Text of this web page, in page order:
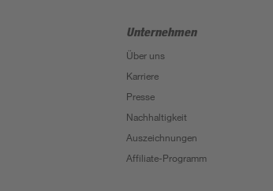
Unternehmen
Über uns
Karriere
Presse
Nachhaltigkeit
Auszeichnungen
Affiliate-Programm